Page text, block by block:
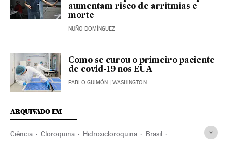
aumentam risco de arritmias e
morte
NUÑO DOMÍNGUEZ
Como se curou o primeiro paciente
de covid-19 nos EUA
PABLO GUIMÓN | WASHINGTON
ARQUIVADO EM
Ciência Cloroquina Hidroxicloroquina Brasil